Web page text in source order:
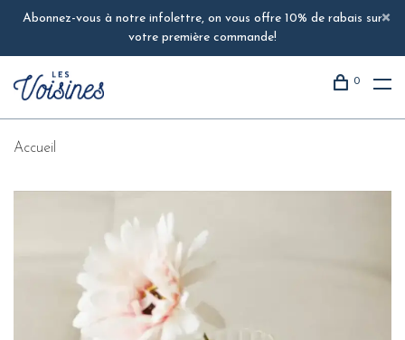
Abonnez-vous à notre infolettre, on vous offre 10% de rabais sur
votre première commande!
0
Accueil